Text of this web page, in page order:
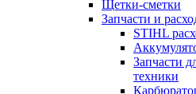
Щетки-сметки
Запчасти и
STIHL
Запчасти
техники